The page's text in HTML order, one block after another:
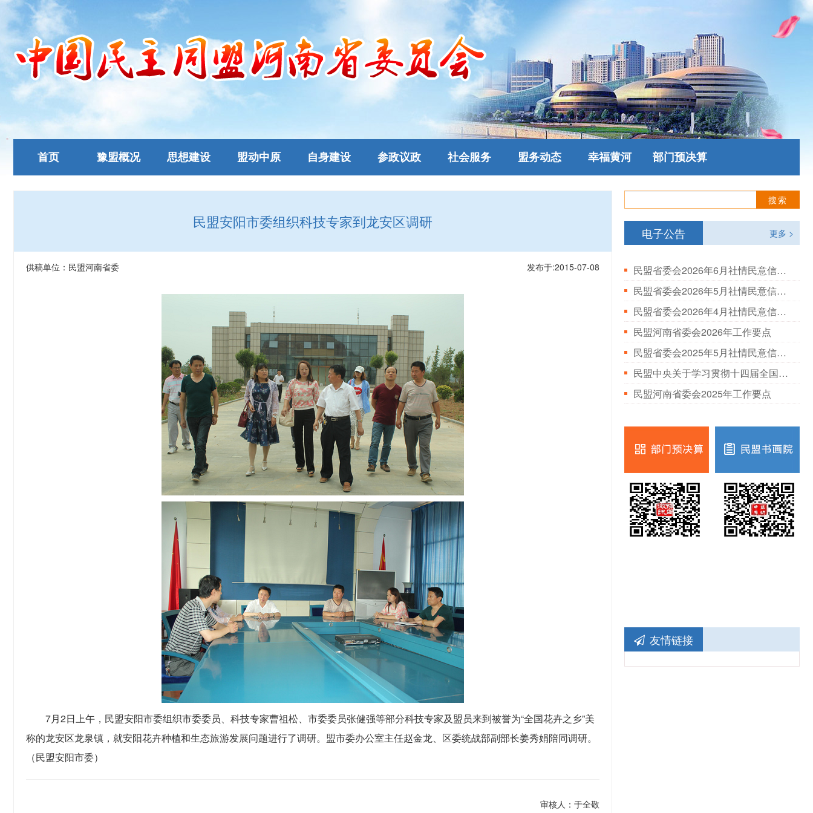
首页 豫盟概况 思想建设 盟动中原 自身建设 参政议政 社会服务 盟务动态 幸福黄河 部门预决算
民盟安阳市委组织科技专家到龙安区调研
供稿单位：民盟河南省委 发布于:2015-07-08
7月2日上午，民盟安阳市委组织市委委员、科技专家曹祖松、市委委员张健强等部分科技专家及盟员来到被誉为“全国花卉之乡”美
称的龙安区龙泉镇，就安阳花卉种植和生态旅游发展问题进行了调研。盟市委办公室主任赵金龙、区委统战部副部长姜秀娟陪同调研。
（民盟安阳市委）
审核人：于全敬
电子公告 更多 >
民盟省委会2026年6月社情民意信息情况通报
民盟省委会2026年5月社情民意信息情况通报
民盟省委会2026年4月社情民意信息情况通报
民盟河南省委会2026年工作要点
民盟省委会2025年5月社情民意信息情况通报
民盟中央关于学习贯彻十四届全国人大三次会议和全国政协十四届三次会议精神的决定
民盟河南省委会2025年工作要点
友情链接